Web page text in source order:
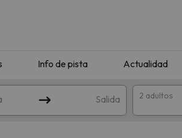
Info de pista Actualidad
Salida 2 adultos